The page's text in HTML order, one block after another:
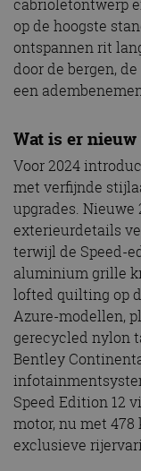
cabrioletontwerp
op de hoogste
ontspannen rit
door de bergen,
een
Wat is er
Voor 2024
met verfijnde
upgrades.
exterieurdetails
terwijl de Speed-
aluminium grille
lofted quilting op
Azure-modellen,
gerecycled nylon
Bentley
Speed Edition 12
motor, nu met 478
exclusieve